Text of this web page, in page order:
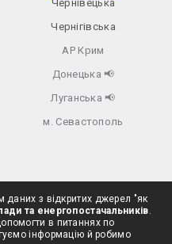
Чернівецька
Чернігівська
АР Крим
Донецька 📢
Луганська 📢
м. Севастополь
даних з відкритих джерел "як
та енергопостачальників.
в питаннях по
інформацію й робимо